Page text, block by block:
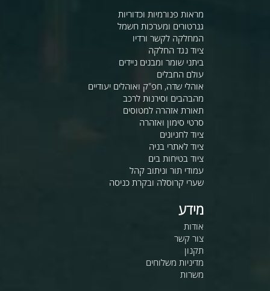
מראות פנורמיות וכדוריות
גנרטורים ומערכות חשמל
המחלקה לקשר ורדיו
ציוד נגד החלקה
ביתני שומר ומבנים ניידים
עולם החבלים
אוהלי שדה, חפ"ק ואוהלים יעודיים
מהבהבים וסירנות לרכב
תאורת אזהרה למטוסים
סרטי סימון ואזהרה
ציוד לחניונים
ציוד לאתרי בניה
ציוד בטיחות בים
עמודי תור וניתוב קהל
שערי קרוסלה ובקרת כניסה
מידע
אודות
צור קשר
תקנון
מדיניות משלוחים
משרות